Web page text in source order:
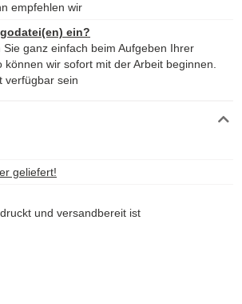
empfehlen wir
ein?
ganz einfach beim Aufgeben Ihrer
wir sofort mit der Arbeit beginnen.
verfügbar sein
geliefert!
und versandbereit ist